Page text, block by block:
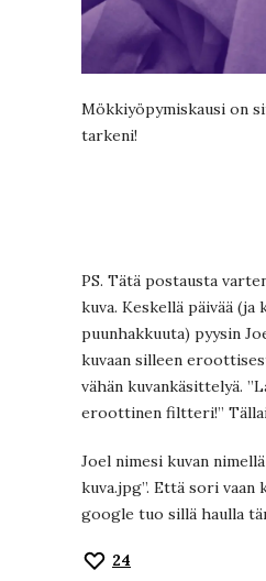
Mökkiyöpymiskausi on
tarkeni!
PS. Tätä postausta
kuva. Keskellä päivää (ja
puunhakkuuta) pyysin
kuvaan silleen
vähän kuvankäsittelyä.
eroottinen filtteri!”
Joel nimesi kuvan
kuva.jpg”. Että sori
google tuo sillä haulla
24